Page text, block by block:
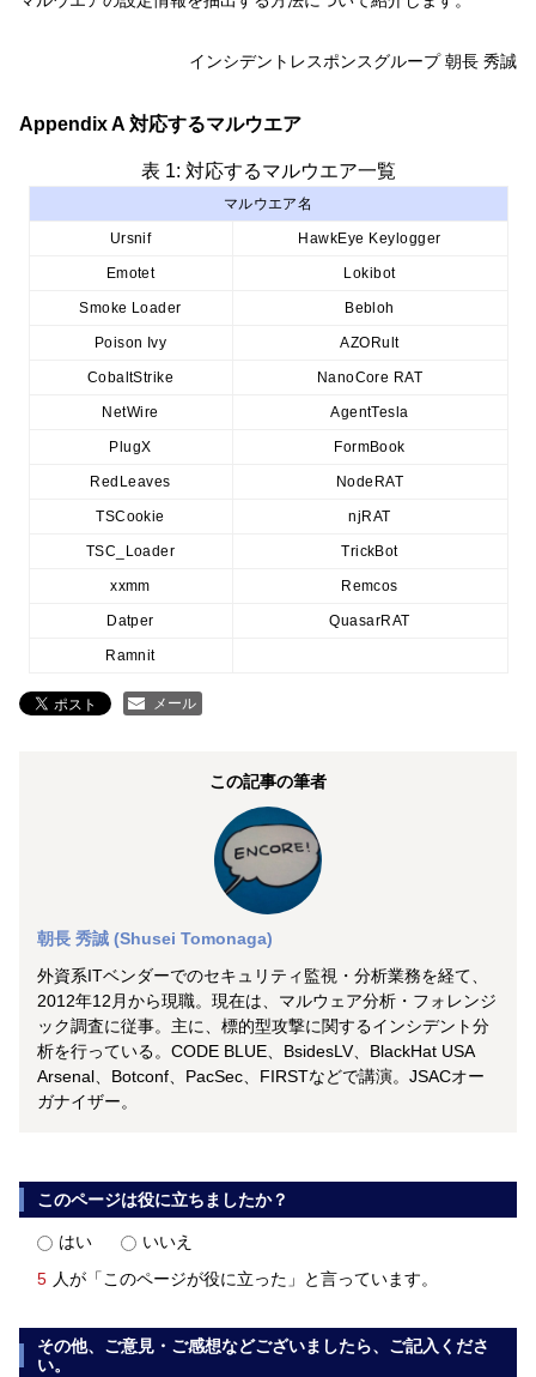
インシデントレスポンスグループ 朝長 秀誠
Appendix A 対応するマルウエア
表 1: 対応するマルウエア一覧
マルウエア名
Ursnif HawkEye Keylogger
Emotet Lokibot
Smoke Loader Bebloh
Poison Ivy AZORult
CobaltStrike NanoCore RAT
NetWire AgentTesla
PlugX FormBook
RedLeaves NodeRAT
TSCookie njRAT
TSC_Loader TrickBot
xxmm Remcos
Datper QuasarRAT
Ramnit
メール
この記事の筆者
朝長 秀誠 (Shusei Tomonaga)
外資系ITベンダーでのセキュリティ監視・分析業務を経て、
2012年12月から現職。現在は、マルウェア分析・フォレンジ
ック調査に従事。主に、標的型攻撃に関するインシデント分
析を行っている。CODE BLUE、BsidesLV、BlackHat USA
Arsenal、Botconf、PacSec、FIRSTなどで講演。JSACオー
ガナイザー。
このページは役に立ちましたか？
はい
いいえ
5 人が「このページが役に立った」と言っています。
その他、ご意見・ご感想などございましたら、ご記入くださ
い。